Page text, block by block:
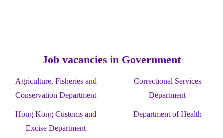
Job vacancies in Government
Agriculture, Fisheries and
Conservation Department
Correctional Services
Department
Hong Kong Customs and
Excise Department
Department of Health